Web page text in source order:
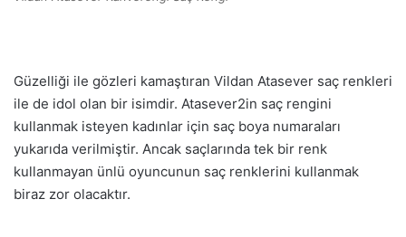
Güzelliği ile gözleri kamaştıran Vildan Atasever saç renkleri
ile de idol olan bir isimdir. Atasever2in saç rengini
kullanmak isteyen kadınlar için saç boya numaraları
yukarıda verilmiştir. Ancak saçlarında tek bir renk
kullanmayan ünlü oyuncunun saç renklerini kullanmak
biraz zor olacaktır.